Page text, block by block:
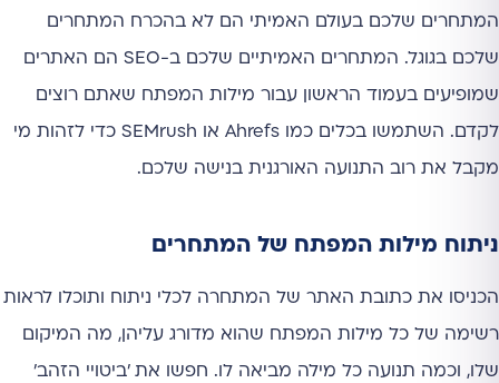
המתחרים שלכם בעולם האמיתי הם לא בהכרח המתחרים
שלכם בגוגל. המתחרים האמיתיים שלכם ב-SEO הם האתרים
שמופיעים בעמוד הראשון עבור מילות המפתח שאתם רוצים
לקדם. השתמשו בכלים כמו Ahrefs או SEMrush כדי לזהות מי
מקבל את רוב התנועה האורגנית בנישה שלכם.
ניתוח מילות המפתח של המתחרים
הכניסו את כתובת האתר של המתחרה לכלי ניתוח ותוכלו לראות
רשימה של כל מילות המפתח שהוא מדורג עליהן, מה המיקום
שלו, וכמה תנועה כל מילה מביאה לו. חפשו את 'ביטויי הזהב'